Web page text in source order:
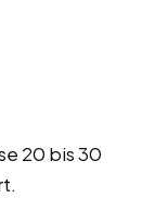
20 bis 30